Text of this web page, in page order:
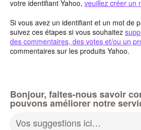
votre identifiant Yahoo, veuillez créer un
Si vous avez un identifiant et un mot de
suivez ces étapes si vous souhaitez
des commentaires, des votes et/ou un
commentaires sur les produits Yahoo.
Bonjour, faites-nous savoir
pouvons améliorer notre
Vos suggestions ici…